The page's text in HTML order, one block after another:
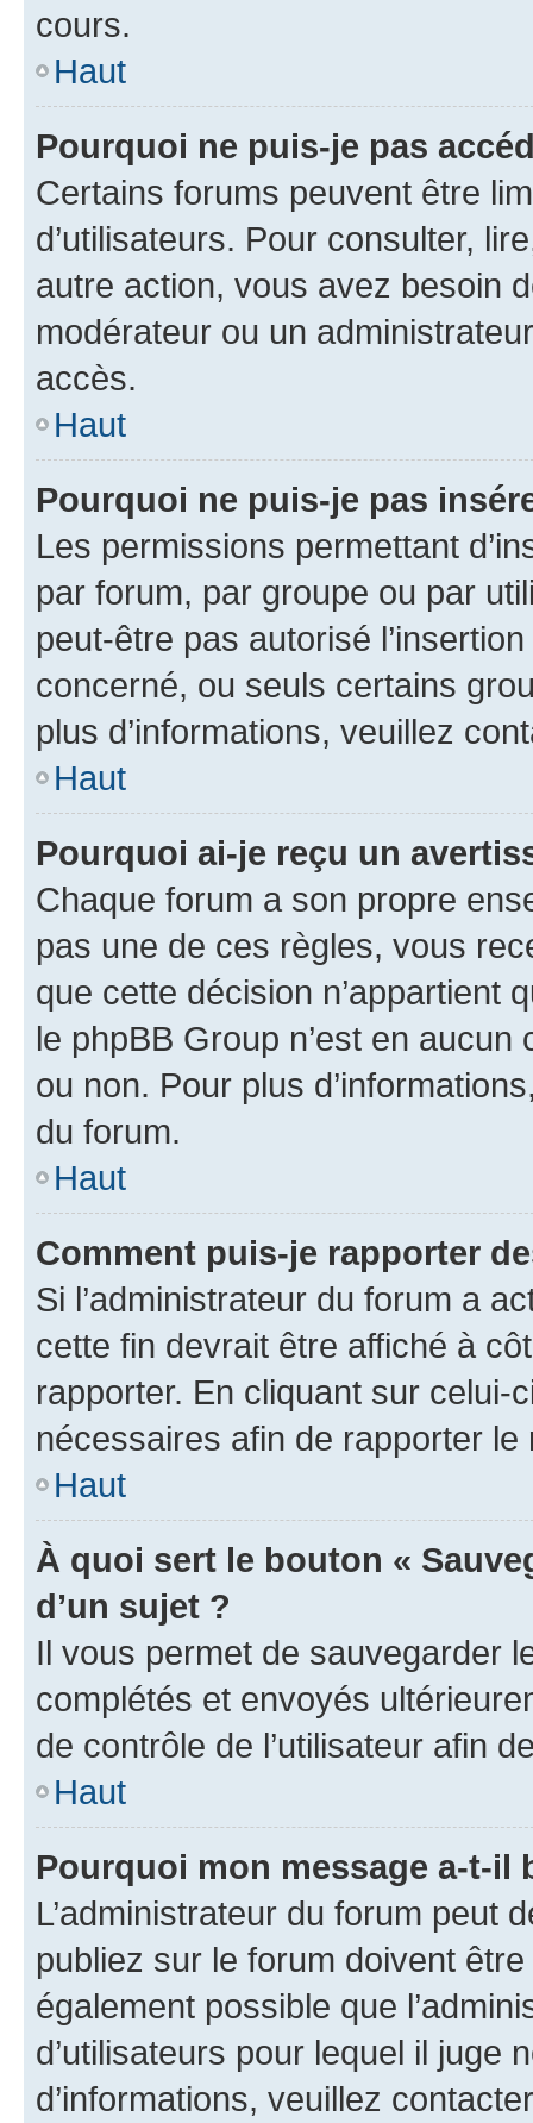
cours.
Haut
Pourquoi ne puis-je pas
Certains forums peuvent être
d’utilisateurs. Pour consulter,
autre action, vous avez besoin
modérateur ou un
accès.
Haut
Pourquoi ne puis-je pas
Les permissions permettant
par forum, par groupe ou par
peut-être pas autorisé
concerné, ou seuls certains
plus d’informations, veuillez
Haut
Pourquoi ai-je reçu un
Chaque forum a son propre
pas une de ces règles, vous
que cette décision n’appartient
le phpBB Group n’est en
ou non. Pour plus
du forum.
Haut
Comment puis-je rapporter
Si l’administrateur du forum a
cette fin devrait être affiché à
rapporter. En cliquant sur
nécessaires afin de rapporter le
Haut
À quoi sert le bouton «
d’un sujet ?
Il vous permet de sauvegarder
complétés et envoyés
de contrôle de l’utilisateur afin
Haut
Pourquoi mon message a-t-il
L’administrateur du forum peut
publiez sur le forum doivent
également possible que
d’utilisateurs pour lequel il juge
d’informations, veuillez